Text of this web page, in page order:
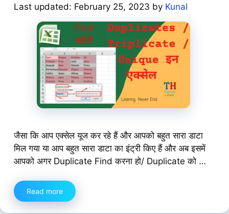
February 25, 2023 by Kunal
जैसा कि आप एक्सेल यूज कर रहे हैं और आपको बहुत सारा डाटा
मिल गया या आप बहुत सारा डाटा का इंट्री किए हैं और अब इसमें
आपको अगर Duplicate Find करना हो/ Duplicate को …
Read more